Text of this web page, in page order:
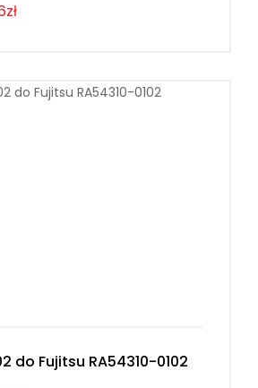
do Fujitsu RA54310-0102